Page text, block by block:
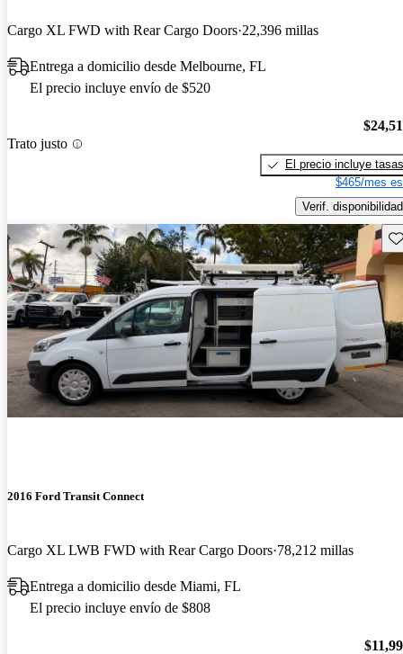
Cargo XL FWD with Rear Cargo Doors 22,396 millas
Entrega a domicilio desde Melbourne, FL
El precio incluye envío de $520
Trato justo
El precio incluye tasas
$465/mes
Verif. disponibilidad
2016 Ford Transit Connect
Cargo XL LWB FWD with Rear Cargo Doors 78,212 millas
Entrega a domicilio desde Miami, FL
El precio incluye envío de $808